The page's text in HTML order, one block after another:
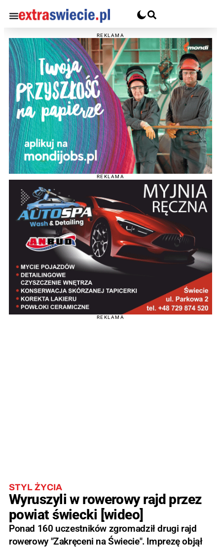
REKLAMA
REKLAMA
REKLAMA
STYL ŻYCIA
Wyruszyli w rowerowy rajd przez
powiat świecki [wideo]
Ponad 160 uczestników zgromadził drugi rajd
rowerowy "Zakręceni na Świecie". Imprezę objął